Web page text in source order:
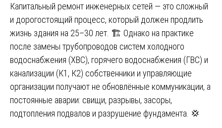
Капитальный ремонт инженерных сетей — это сложный
и дорогостоящий процесс, который должен продлить
жизнь здания на 25–30 лет. 🏗️ Однако на практике
после замены трубопроводов систем холодного
водоснабжения (ХВС), горячего водоснабжения (ГВС) и
канализации (К1, К2) собственники и управляющие
организации получают не обновлённые коммуникации, а
постоянные аварии: свищи, разрывы, засоры,
подтопления подвалов и разрушение фундамента. 💢